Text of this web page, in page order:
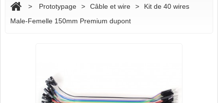
> Prototypage > Câble et wire >
Kit de 40 wires
Male-Femelle 150mm Premium dupont